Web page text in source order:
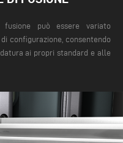
può essere variato
configurazione, consentendo
ai propri standard e alle